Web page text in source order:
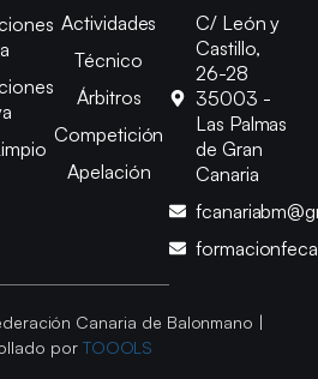
Actividades
Técnico
Árbitros
Competición
Apelación
C/ León y
Castillo,
26-28
35003 -
Las Palmas
de Gran
Canaria
Canaria de Balonmano |
por TOOOLS